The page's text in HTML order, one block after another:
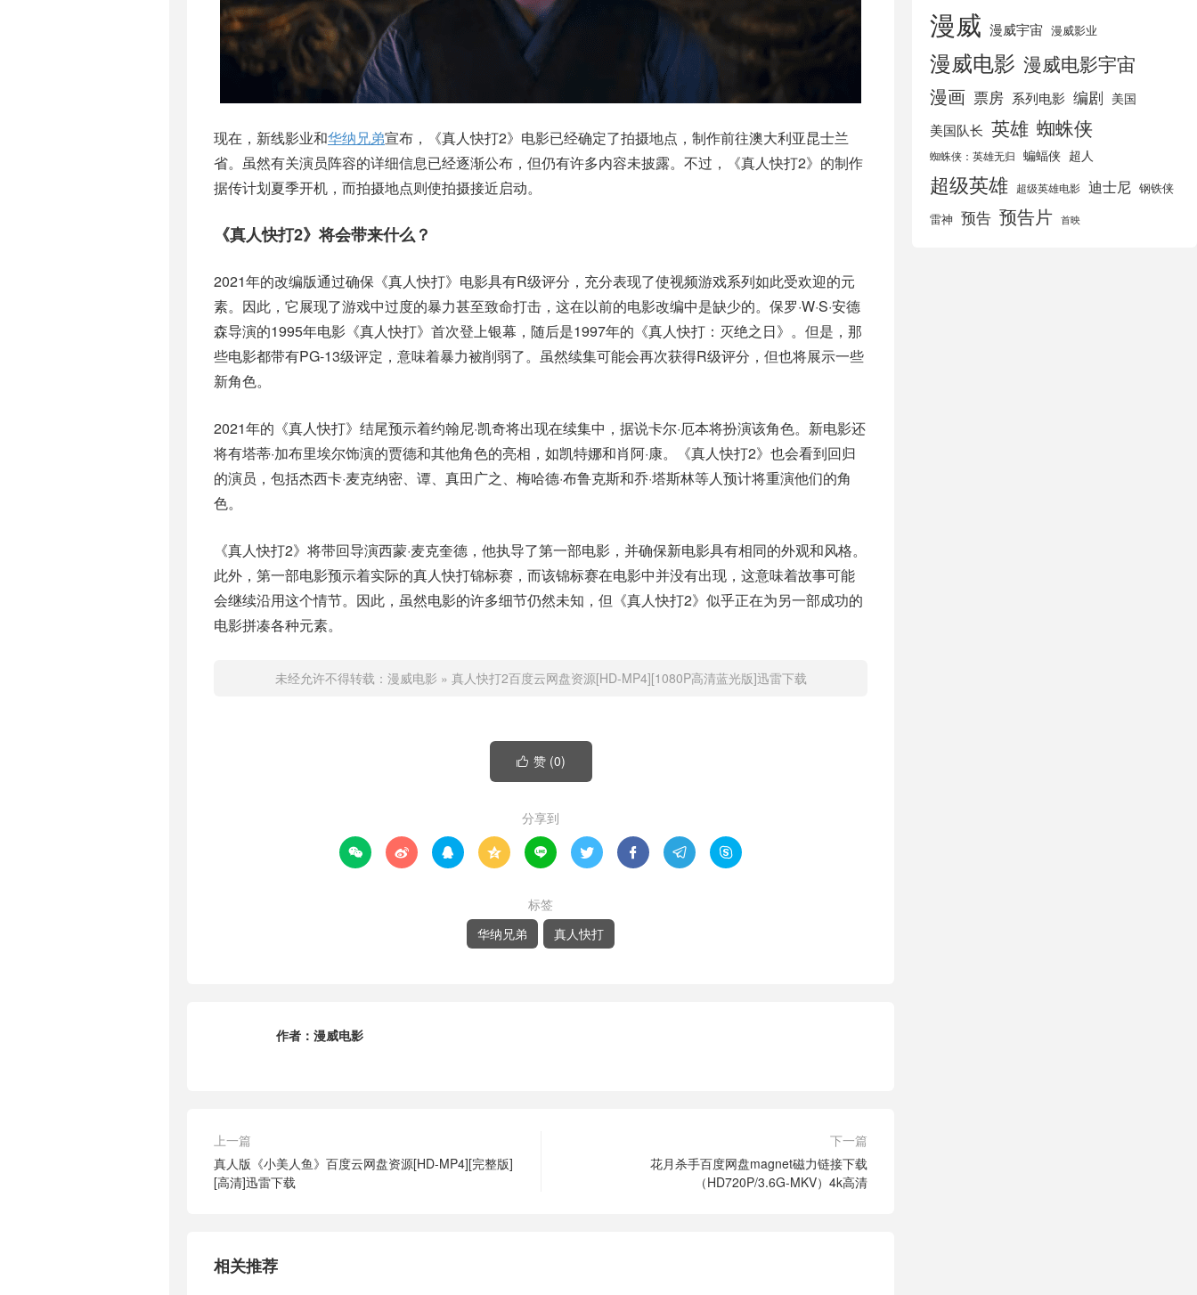
现在，新线影业和华纳兄弟宣布，《真人快打2》电影已经确定了拍摄地点，制作前往澳大利亚昆士兰
省。虽然有关演员阵容的详细信息已经逐渐公布，但仍有许多内容未披露。不过，《真人快打2》的制作
据传计划夏季开机，而拍摄地点则使拍摄接近启动。
《真人快打2》将会带来什么？
2021年的改编版通过确保《真人快打》电影具有R级评分，充分表现了使视频游戏系列如此受欢迎的元
素。因此，它展现了游戏中过度的暴力甚至致命打击，这在以前的电影改编中是缺少的。保罗·W·S·安德
森导演的1995年电影《真人快打》首次登上银幕，随后是1997年的《真人快打：灭绝之日》。但是，那
些电影都带有PG-13级评定，意味着暴力被削弱了。虽然续集可能会再次获得R级评分，但也将展示一些
新角色。
2021年的《真人快打》结尾预示着约翰尼·凯奇将出现在续集中，据说卡尔·厄本将扮演该角色。新电影还
将有塔蒂·加布里埃尔饰演的贾德和其他角色的亮相，如凯特娜和肖阿·康。《真人快打2》也会看到回归
的演员，包括杰西卡·麦克纳密、谭、真田广之、梅哈德·布鲁克斯和乔·塔斯林等人预计将重演他们的角
色。
《真人快打2》将带回导演西蒙·麦克奎德，他执导了第一部电影，并确保新电影具有相同的外观和风格。
此外，第一部电影预示着实际的真人快打锦标赛，而该锦标赛在电影中并没有出现，这意味着故事可能
会继续沿用这个情节。因此，虽然电影的许多细节仍然未知，但《真人快打2》似乎正在为另一部成功的
电影拼凑各种元素。
未经允许不得转载： 漫威电影 » 真人快打2百度云网盘资源[HD-MP4][1080P高清蓝光版]迅雷下载
 赞 (0)
分享到
        
标签
华纳兄弟
真人快打
作者： 漫威电影
上一篇
真人版《小美人鱼》百度云网盘资源[HD-MP4][完整版]
[高清]迅雷下载
下一篇
花月杀手百度网盘magnet磁力链接下载
（HD720P/3.6G-MKV）4k高清
相关推荐
漫威 漫威宇宙 漫威影业
漫威电影 漫威电影宇宙
漫画 票房 系列电影 编剧 美国
美国队长 英雄 蜘蛛侠
蜘蛛侠：英雄无归 蝙蝠侠 超人
超级英雄 超级英雄电影 迪士尼 钢铁侠
雷神 预告 预告片 首映